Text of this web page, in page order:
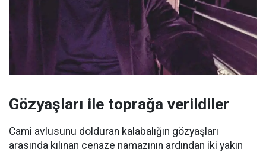
Gözyaşları ile toprağa verildiler
Cami avlusunu dolduran kalabalığın gözyaşları
arasında kılınan cenaze namazının ardından iki yakın